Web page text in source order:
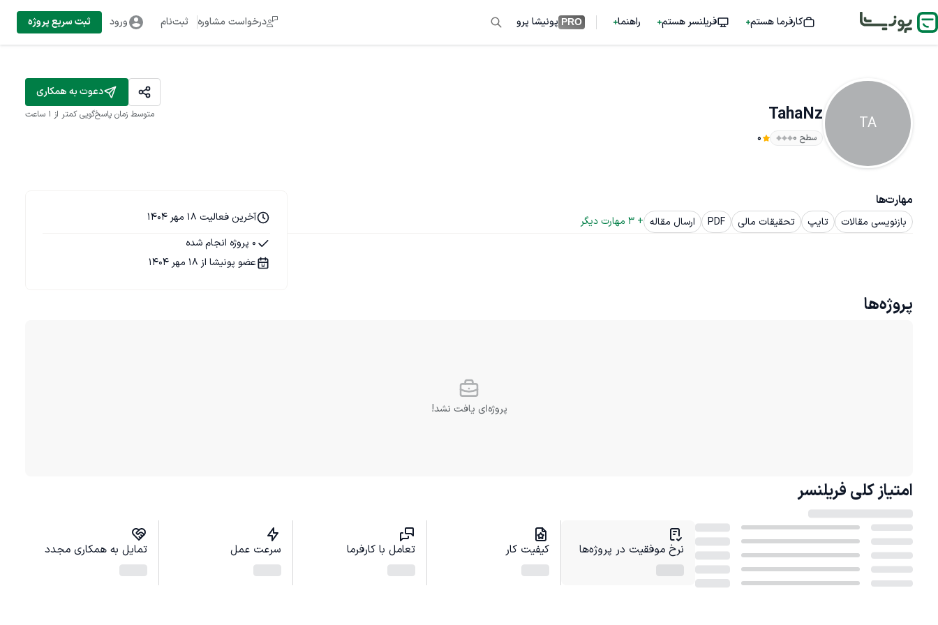
کارفرما هستم فریلنسر هستم راهنما PRO پونیشا پرو درخواست مشاوره ثبت‌نام ورود ثبت سریع پروژه
TA
TahaNz
سطح ۰ 0
دعوت به همکاری
متوسط زمان پاسخ‌گویی کمتر از 1 ساعت
مهارت‌ها
بازنویسی مقالات تایپ تحقیقات مالی PDF ارسال مقاله +
3 مهارت دیگر
آخرین فعالیت 18 مهر 1404
0 پروژه انجام شده
عضو پونیشا از 18 مهر 1404
پروژه‌ها
پروژه‌ای یافت نشد!
امتیاز کلی فریلنسر
نرخ موفقیت در پروژه‌ها کیفیت کار تعامل با کارفرما سرعت عمل تمایل به همکاری مجدد